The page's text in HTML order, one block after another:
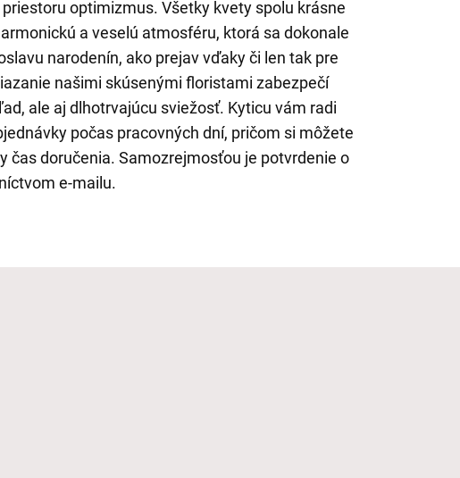
optimizmus. Všetky kvety spolu krásne
a veselú atmosféru, ktorá sa dokonale
narodenín, ako prejav vďaky či len tak pre
našimi skúsenými floristami zabezpečí
ale aj dlhotrvajúcu sviežosť. Kyticu vám radi
počas pracovných dní, pričom si môžete
čas doručenia. Samozrejmosťou je potvrdenie o
e-mailu.